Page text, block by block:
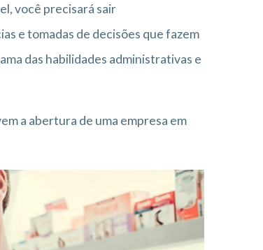
você precisará sair
e tomadas de decisões que fazem
das habilidades administrativas e
a abertura de uma empresa em